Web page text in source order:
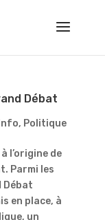
Débat
, Politique
l’origine de
Parmi les
Débat
en place, à
un